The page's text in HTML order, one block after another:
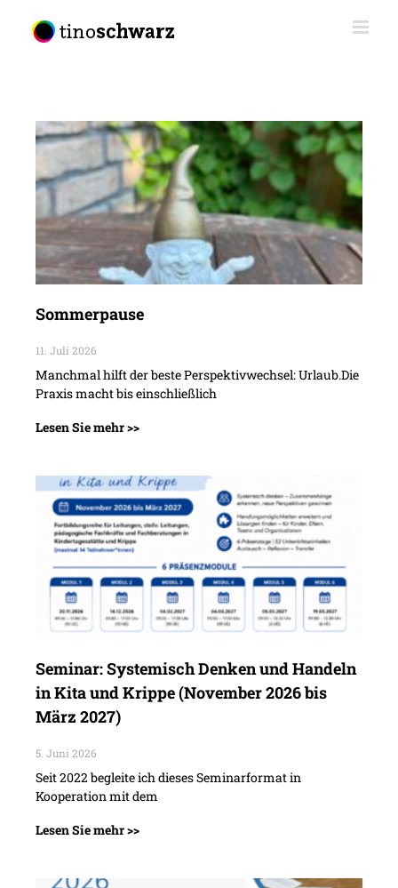
Sommerpause
11. Juli 2026
Manchmal hilft der beste Perspektivwechsel: Urlaub.Die
Praxis macht bis einschließlich
Lesen Sie mehr >>
Seminar: Systemisch Denken und Handeln
in Kita und Krippe (November 2026 bis
März 2027)
5. Juni 2026
Seit 2022 begleite ich dieses Seminarformat in
Kooperation mit dem
Lesen Sie mehr >>